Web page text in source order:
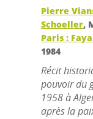
Pierre
Schoeller,
Paris :
1984
Récit
pouvoir du
1958 à
après la